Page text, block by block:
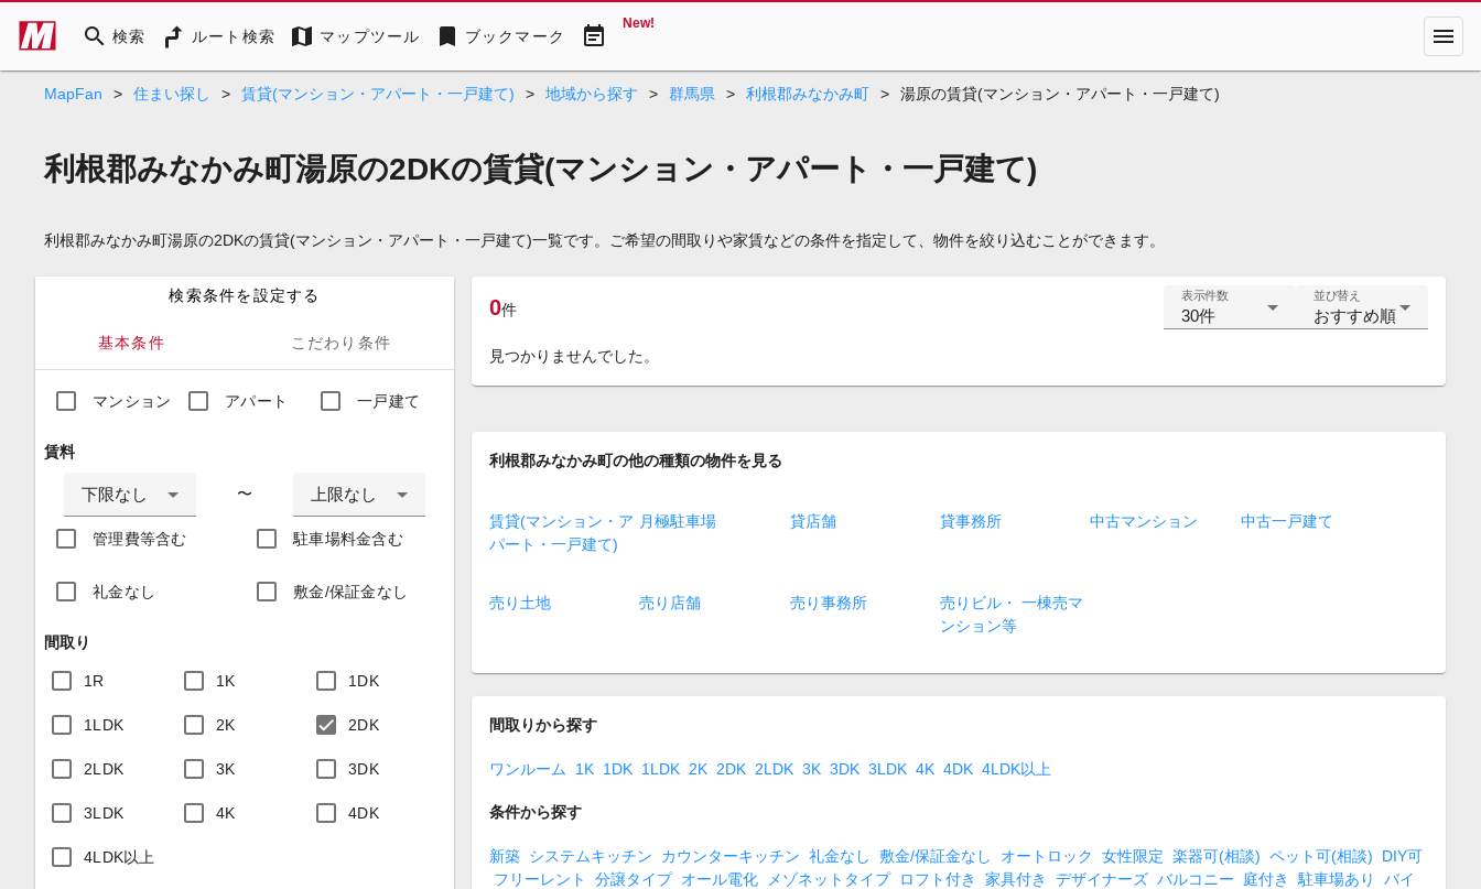
search 検索 ルート検索 map マップツール bookmark ブックマーク event_note New! menu
MapFan > 住まい探し > 賃貸(マンション・アパート・一戸建て) > 地域から探す > 群馬県 > 利根郡みなかみ町 > 湯原の賃貸(マンション・アパート・一戸建て)
利根郡みなかみ町湯原の2DKの賃貸(マンション・アパート・一戸建て)
利根郡みなかみ町湯原の2DKの賃貸(マンション・アパート・一戸建て)一覧です。ご希望の間取りや家賃などの条件を指定して、物件を絞り込むことができます。
検索条件を設定する
基本条件 こだわり条件
マンション アパート 一戸建て
賃料
下限なし 〜 上限なし
管理費等含む 駐車場料金含む
礼金なし 敷金/保証金なし
間取り
1R 1K 1DK
1LDK 2K 2DK
2LDK 3K 3DK
3LDK 4K 4DK
4LDK以上
0件
表示件数
30件
並び替え
おすすめ順
見つかりませんでした。
利根郡みなかみ町の他の種類の物件を見る
賃貸(マンション・ア
パート・一戸建て)
月極駐車場 貸店舗 貸事務所 中古マンション 中古一戸建て
売り土地 売り店舗 売り事務所
売りビル・ 一棟売マ
ンション等
間取りから探す
ワンルーム 1K 1DK 1LDK 2K 2DK 2LDK 3K 3DK 3LDK 4K 4DK 4LDK以上
条件から探す
新築 システムキッチン カウンターキッチン 礼金なし 敷金/保証金なし オートロック 女性限定 楽器可(相談) ペット可(相談)
DIY可
フリーレント
分譲タイプ オール電化 メゾネットタイプ ロフト付き 家具付き デザイナーズ バルコニー 庭付き 駐車場あり
バイ